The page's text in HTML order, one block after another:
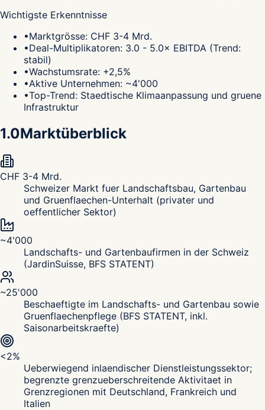
Wichtigste Erkenntnisse
•Marktgrösse: CHF 3-4 Mrd.
•Deal-Multiplikatoren: 3.0 - 5.0× EBITDA (Trend:
stabil)
•Wachstumsrate: +2,5%
•Aktive Unternehmen: ~4'000
•Top-Trend: Staedtische Klimaanpassung und gruene
Infrastruktur
1.0Marktüberblick
CHF 3-4 Mrd.
Schweizer Markt fuer Landschaftsbau, Gartenbau
und Gruenflaechen-Unterhalt (privater und
oeffentlicher Sektor)
~4'000
Landschafts- und Gartenbaufirmen in der Schweiz
(JardinSuisse, BFS STATENT)
~25'000
Beschaeftigte im Landschafts- und Gartenbau sowie
Gruenflaechenpflege (BFS STATENT, inkl.
Saisonarbeitskraefte)
<2%
Ueberwiegend inlaendischer Dienstleistungssektor;
begrenzte grenzueberschreitende Aktivitaet in
Grenzregionen mit Deutschland, Frankreich und
Italien